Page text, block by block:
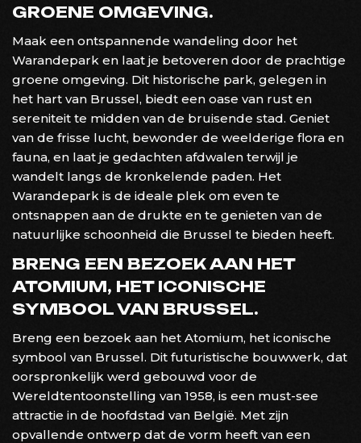
GROENE OMGEVING.
Maak een ontspannende wandeling door het
Warandepark en laat je betoveren door de prachtige
groene omgeving. Dit historische park, gelegen in
het hart van Brussel, biedt een oase van rust en
sereniteit te midden van de bruisende stad. Geniet
van de frisse lucht, bewonder de weelderige flora en
fauna, en laat je gedachten afdwalen terwijl je
wandelt langs de kronkelende paden. Het
Warandepark is de ideale plek om even te
ontsnappen aan de drukte en te genieten van de
natuurlijke schoonheid die Brussel te bieden heeft.
BRENG EEN BEZOEK AAN HET
ATOMIUM, HET ICONISCHE
SYMBOOL VAN BRUSSEL.
Breng een bezoek aan het Atomium, het iconische
symbool van Brussel. Dit futuristische bouwwerk, dat
oorspronkelijk werd gebouwd voor de
Wereldtentoonstelling van 1958, is een must-see
attractie in de hoofdstad van België. Met zijn
opvallende ontwerp dat de vorm heeft van een